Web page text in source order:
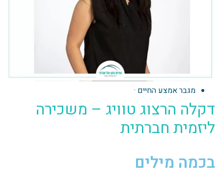
מגבר אמצע החיים ·
דקלה הרצוג טוויג – משכירה
ליזמית חברתית
בכמה מילים